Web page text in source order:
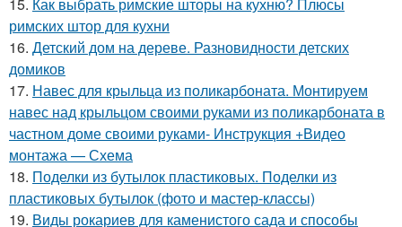
15. Как выбрать римские шторы на кухню? Плюсы
римских штор для кухни
16. Детский дом на дереве. Разновидности детских
домиков
17. Навес для крыльца из поликарбоната. Монтируем
навес над крыльцом своими руками из поликарбоната в
частном доме своими руками- Инструкция +Видео
монтажа — Схема
18. Поделки из бутылок пластиковых. Поделки из
пластиковых бутылок (фото и мастер-классы)
19. Виды рокариев для каменистого сада и способы